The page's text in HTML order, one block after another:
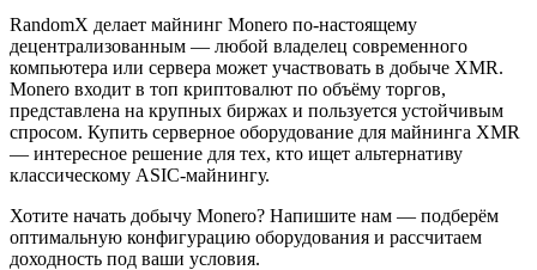
RandomX делает майнинг Monero по-настоящему
децентрализованным — любой владелец современного
компьютера или сервера может участвовать в добыче XMR.
Monero входит в топ криптовалют по объёму торгов,
представлена на крупных биржах и пользуется устойчивым
спросом. Купить серверное оборудование для майнинга XMR
— интересное решение для тех, кто ищет альтернативу
классическому ASIC-майнингу.
Хотите начать добычу Monero? Напишите нам — подберём
оптимальную конфигурацию оборудования и рассчитаем
доходность под ваши условия.